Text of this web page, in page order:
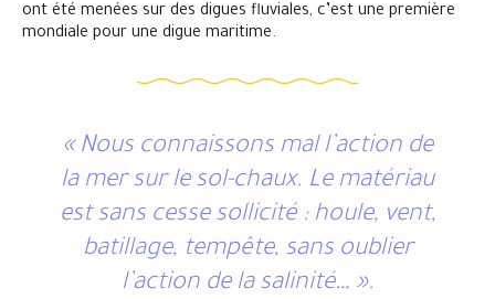
ont été menées sur des digues fluviales, c’est une première
mondiale pour une digue maritime.
« Nous connaissons mal l’action de
la mer sur le sol-chaux. Le matériau
est sans cesse sollicité : houle, vent,
batillage, tempête, sans oublier
l’action de la salinité… ».